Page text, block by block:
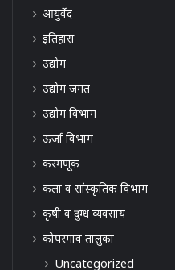
आयुर्वेद
इतिहास
उद्योग
उद्योग जगत
उद्योग विभाग
ऊर्जा विभाग
करमणूक
कला व सांस्कृतिक विभाग
कृषी व दुग्ध व्यवसाय
कोपरगाव तालुका
Uncategorized